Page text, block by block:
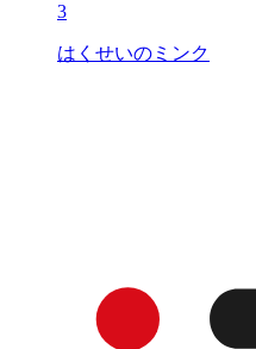
3
はくせいのミンク